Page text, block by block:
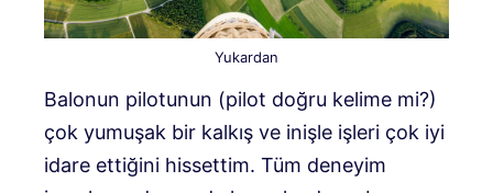
Yukardan
Balonun pilotunun (pilot doğru kelime mi?)
çok yumuşak bir kalkış ve inişle işleri çok iyi
idare ettiğini hissettim. Tüm deneyim